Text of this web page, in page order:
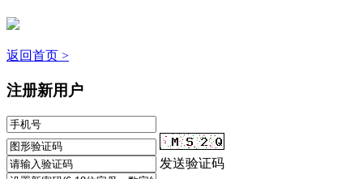
返回首页 >
注册新用户
发送验证码